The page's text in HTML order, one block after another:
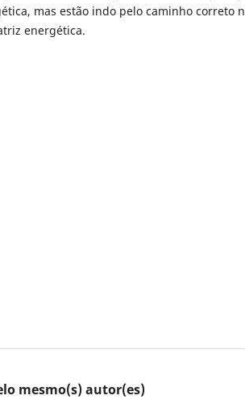
mas estão indo pelo caminho correto
energética.
mesmo(s) autor(es)